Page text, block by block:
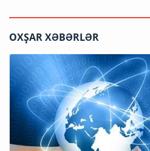
OXŞAR XƏBƏRLƏR